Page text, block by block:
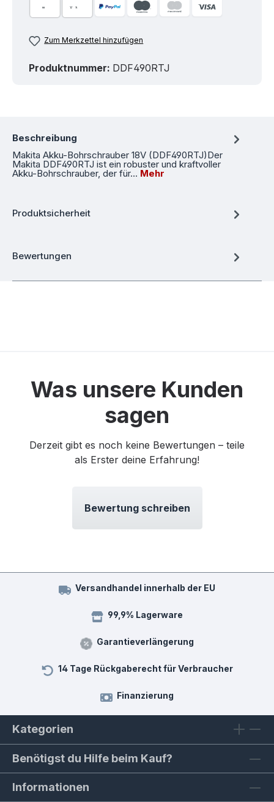
Zum Merkzettel hinzufügen
Produktnummer: DDF490RTJ
Beschreibung
Makita Akku-Bohrschrauber 18V (DDF490RTJ)Der
Makita DDF490RTJ ist ein robuster und kraftvoller
Akku-Bohrschrauber, der für… Mehr
Produktsicherheit
Bewertungen
Was unsere Kunden
sagen
Derzeit gibt es noch keine Bewertungen – teile
als Erster deine Erfahrung!
Bewertung schreiben
Versandhandel innerhalb der EU
99,9% Lagerware
Garantieverlängerung
14 Tage Rückgaberecht für Verbraucher
Finanzierung
Kategorien
Benötigst du Hilfe beim Kauf?
Informationen